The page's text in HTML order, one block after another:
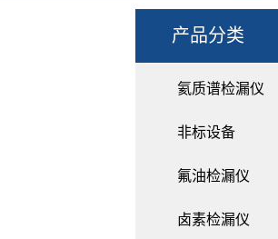
产品分类
氦质谱检漏仪
非标设备
氟油检漏仪
卤素检漏仪